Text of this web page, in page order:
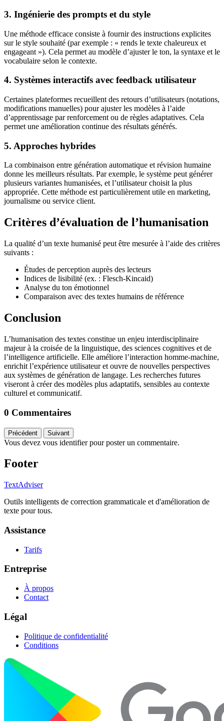
3. Ingénierie des prompts et du style
Une méthode efficace consiste à fournir des instructions explicites
sur le style souhaité (par exemple : « rends le texte chaleureux et
engageant »). Cela permet au modèle d’ajuster le ton, la syntaxe et le
vocabulaire selon le contexte.
4. Systèmes interactifs avec feedback utilisateur
Certaines plateformes recueillent des retours d’utilisateurs (notations,
modifications manuelles) pour ajuster les modèles à l’aide
d’apprentissage par renforcement ou de règles adaptatives. Cela
permet une amélioration continue des résultats générés.
5. Approches hybrides
La combinaison entre génération automatique et révision humaine
donne les meilleurs résultats. Par exemple, le système peut générer
plusieurs variantes humanisées, et l’utilisateur choisit la plus
appropriée. Cette méthode est particulièrement utile en marketing,
journalisme ou service client.
Critères d’évaluation de l’humanisation
La qualité d’un texte humanisé peut être mesurée à l’aide des critères
suivants :
Études de perception auprès des lecteurs
Indices de lisibilité (ex. : Flesch-Kincaid)
Analyse du ton émotionnel
Comparaison avec des textes humains de référence
Conclusion
L’humanisation des textes constitue un enjeu interdisciplinaire
majeur à la croisée de la linguistique, des sciences cognitives et de
l’intelligence artificielle. Elle améliore l’interaction homme-machine,
enrichit l’expérience utilisateur et ouvre de nouvelles perspectives
aux systèmes de génération de langage. Les recherches futures
viseront à créer des modèles plus adaptatifs, sensibles au contexte
culturel et communicatif.
0 Commentaires
Précédent Suivant
Vous devez vous identifier pour poster un commentaire.
Footer
TextAdviser
Outils intelligents de correction grammaticale et d'amélioration de
texte pour tous.
Assistance
Tarifs
Entreprise
À propos
Contact
Légal
Politique de confidentialité
Conditions